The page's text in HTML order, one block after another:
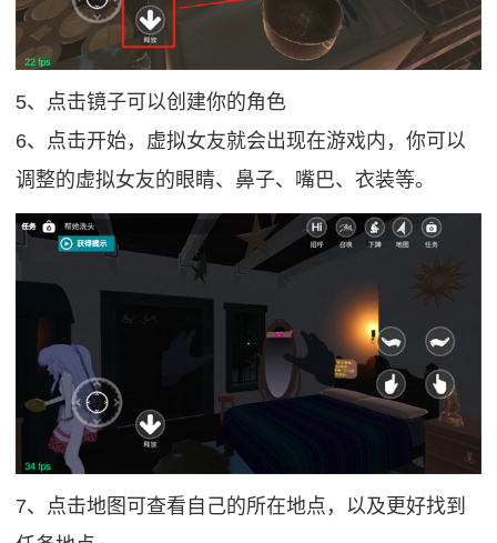
5、点击镜子可以创建你的角色
6、点击开始，虚拟女友就会出现在游戏内，你可以
调整的虚拟女友的眼睛、鼻子、嘴巴、衣装等。
7、点击地图可查看自己的所在地点，以及更好找到